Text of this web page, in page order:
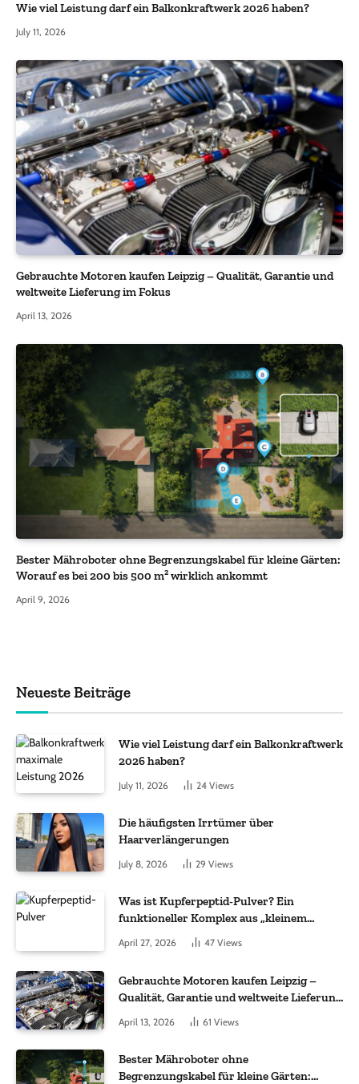
Wie viel Leistung darf ein Balkonkraftwerk 2026 haben?
July 11, 2026
Gebrauchte Motoren kaufen Leipzig – Qualität, Garantie und
weltweite Lieferung im Fokus
April 13, 2026
Bester Mähroboter ohne Begrenzungskabel für kleine Gärten:
Worauf es bei 200 bis 500 m² wirklich ankommt
April 9, 2026
Neueste Beiträge
Wie viel Leistung darf ein Balkonkraftwerk
2026 haben?
July 11, 2026 24 Views
Die häufigsten Irrtümer über
Haarverlängerungen
July 8, 2026 29 Views
Was ist Kupferpeptid-Pulver? Ein
funktioneller Komplex aus „kleinem
Molekül + Metall“
April 27, 2026 47 Views
Gebrauchte Motoren kaufen Leipzig –
Qualität, Garantie und weltweite Lieferung
April 13, 2026 61 Views
Bester Mähroboter ohne
Begrenzungskabel für kleine Gärten: